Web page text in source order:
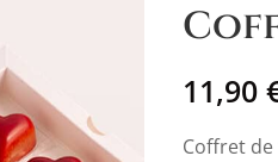
11,90
Coffret de